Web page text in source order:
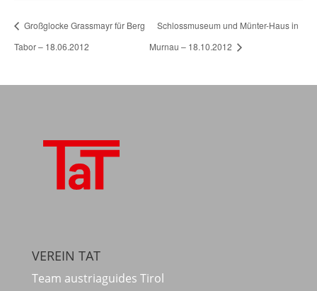
Großglocke Grassmayr für Berg
Tabor – 18.06.2012
Schlossmuseum und Münter-Haus in
Murnau – 18.10.2012
VEREIN TAT
Team austriaguides Tirol